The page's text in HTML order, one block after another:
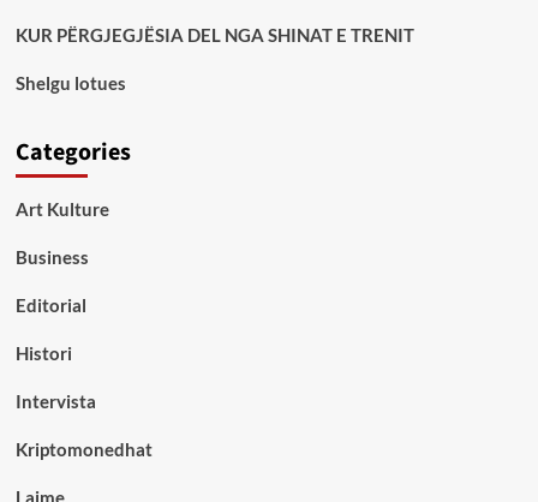
KUR PËRGJEGJËSIA DEL NGA SHINAT E TRENIT
Shelgu lotues
Categories
Art Kulture
Business
Editorial
Histori
Intervista
Kriptomonedhat
Lajme